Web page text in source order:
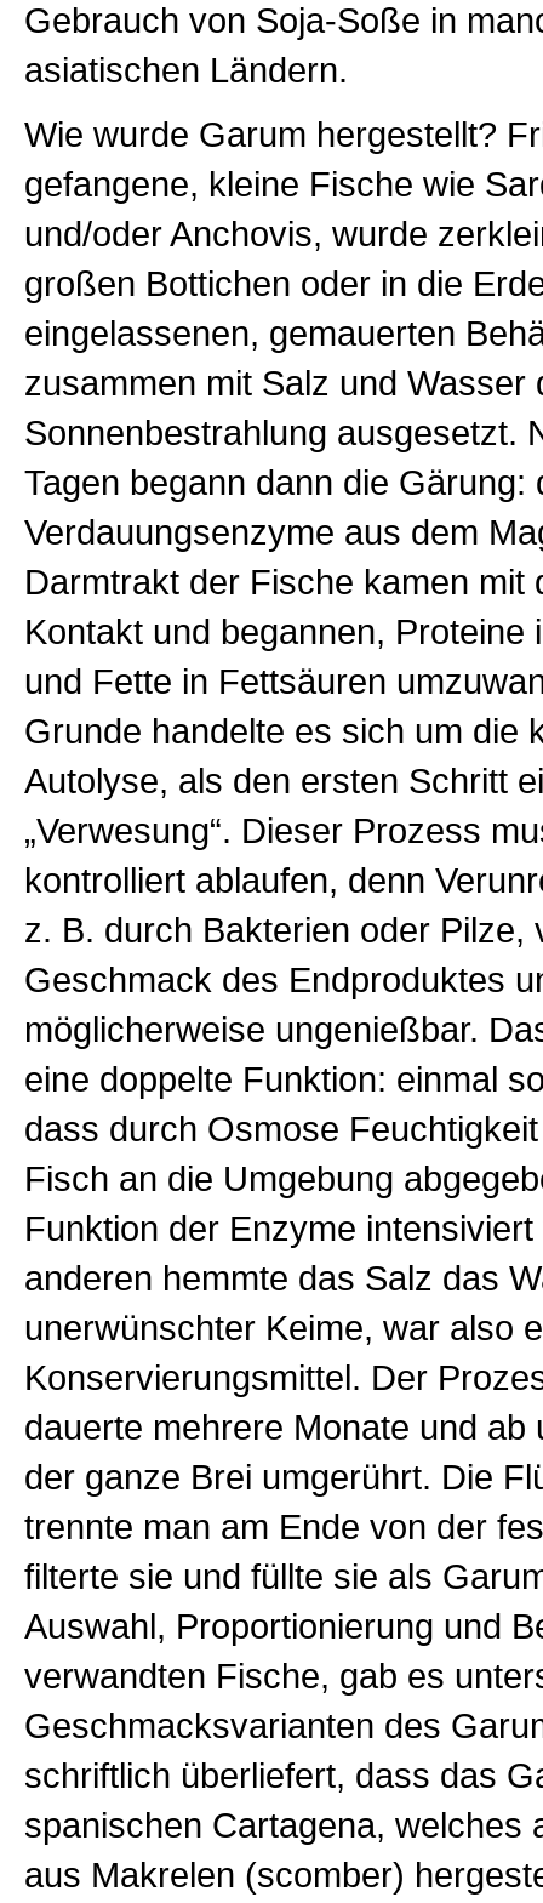
Gebrauch von Soja-Soße in
asiatischen Ländern.
Wie wurde Garum hergestellt?
gefangene, kleine Fische wie
und/oder Anchovis, wurde
großen Bottichen oder in die
eingelassenen, gemauerten
zusammen mit Salz und Wasser
Sonnenbestrahlung ausgesetzt.
Tagen begann dann die Gärung:
Verdauungsenzyme aus dem
Darmtrakt der Fische kamen mit
Kontakt und begannen, Proteine
und Fette in Fettsäuren
Grunde handelte es sich um die
Autolyse, als den ersten Schritt
„Verwesung“. Dieser Prozess
kontrolliert ablaufen, denn
z. B. durch Bakterien oder Pilze,
Geschmack des Endproduktes
möglicherweise ungenießbar.
eine doppelte Funktion: einmal
dass durch Osmose
Fisch an die Umgebung
Funktion der Enzyme
anderen hemmte das Salz das
unerwünschter Keime, war also
Konservierungsmittel. Der
dauerte mehrere Monate und ab
der ganze Brei umgerührt. Die
trennte man am Ende von der
filterte sie und füllte sie als
Auswahl, Proportionierung und
verwandten Fische, gab es
Geschmacksvarianten des
schriftlich überliefert, dass das
spanischen Cartagena, welches
aus Makrelen (scomber)